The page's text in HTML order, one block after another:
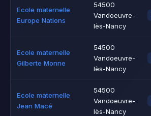
Ecole maternelle
Europe Nations
54500
Vandoeuvre-
lès-Nancy
Ecole maternelle
Gilberte Monne
54500
Vandoeuvre-
lès-Nancy
Ecole maternelle
Jean Macé
54500
Vandoeuvre-
lès-Nancy